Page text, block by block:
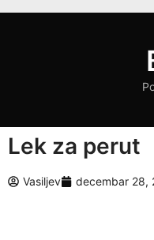
Lek za perut
Vasiljev decembar 28,